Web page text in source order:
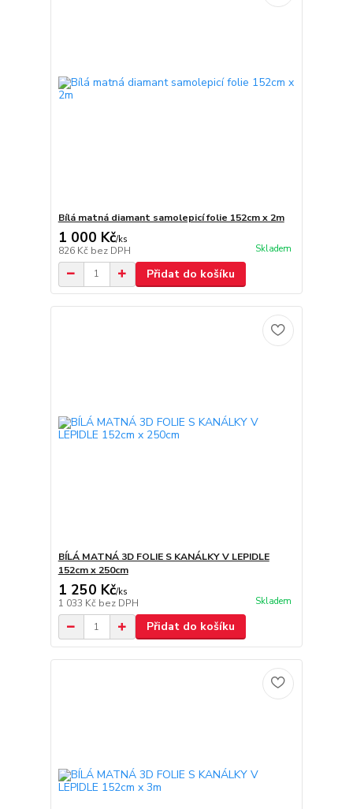
Bílá matná diamant samolepicí folie 152cm x 2m
1 000 Kč/ks
826 Kč bez DPH Skladem
Přidat do košíku
BÍLÁ MATNÁ 3D FOLIE S KANÁLKY V LEPIDLE
152cm x 250cm
1 250 Kč/ks
1 033 Kč bez DPH Skladem
Přidat do košíku